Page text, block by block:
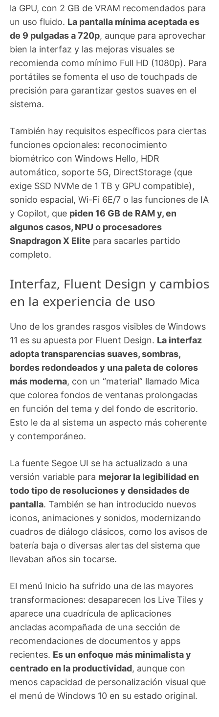
la GPU, con 2 GB de VRAM recomendados para
un uso fluido. La pantalla mínima aceptada es
de 9 pulgadas a 720p, aunque para aprovechar
bien la interfaz y las mejoras visuales se
recomienda como mínimo Full HD (1080p). Para
portátiles se fomenta el uso de touchpads de
precisión para garantizar gestos suaves en el
sistema.
También hay requisitos específicos para ciertas
funciones opcionales: reconocimiento
biométrico con Windows Hello, HDR
automático, soporte 5G, DirectStorage (que
exige SSD NVMe de 1 TB y GPU compatible),
sonido espacial, Wi-Fi 6E/7 o las funciones de IA
y Copilot, que piden 16 GB de RAM y, en
algunos casos, NPU o procesadores
Snapdragon X Elite para sacarles partido
completo.
Interfaz, Fluent Design y cambios
en la experiencia de uso
Uno de los grandes rasgos visibles de Windows
11 es su apuesta por Fluent Design. La interfaz
adopta transparencias suaves, sombras,
bordes redondeados y una paleta de colores
más moderna, con un “material” llamado Mica
que colorea fondos de ventanas prolongadas
en función del tema y del fondo de escritorio.
Esto le da al sistema un aspecto más coherente
y contemporáneo.
La fuente Segoe UI se ha actualizado a una
versión variable para mejorar la legibilidad en
todo tipo de resoluciones y densidades de
pantalla. También se han introducido nuevos
iconos, animaciones y sonidos, modernizando
cuadros de diálogo clásicos, como los avisos de
batería baja o diversas alertas del sistema que
llevaban años sin tocarse.
El menú Inicio ha sufrido una de las mayores
transformaciones: desaparecen los Live Tiles y
aparece una cuadrícula de aplicaciones
ancladas acompañada de una sección de
recomendaciones de documentos y apps
recientes. Es un enfoque más minimalista y
centrado en la productividad, aunque con
menos capacidad de personalización visual que
el menú de Windows 10 en su estado original.